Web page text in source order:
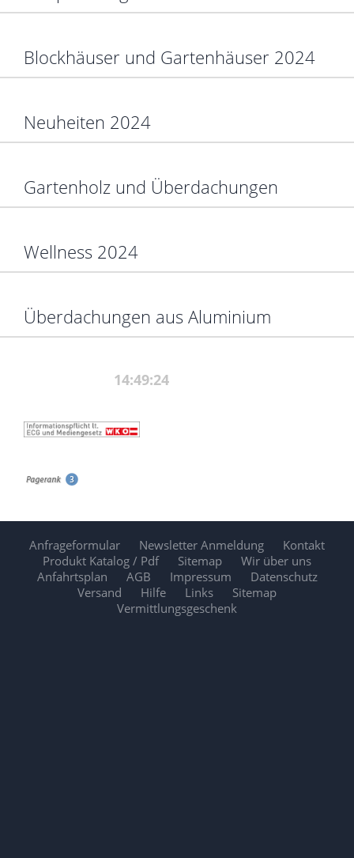
Blockhäuser und Gartenhäuser 2024
Neuheiten 2024
Gartenholz und Überdachungen
Wellness 2024
Überdachungen aus Aluminium
Anfrageformular Newsletter Anmeldung
Kontakt
Produkt Katalog / Pdf
Sitemap
Wir über uns
Anfahrtsplan
AGB Impressum
Datenschutz
Versand
Hilfe Links
Sitemap
Vermittlungsgeschenk